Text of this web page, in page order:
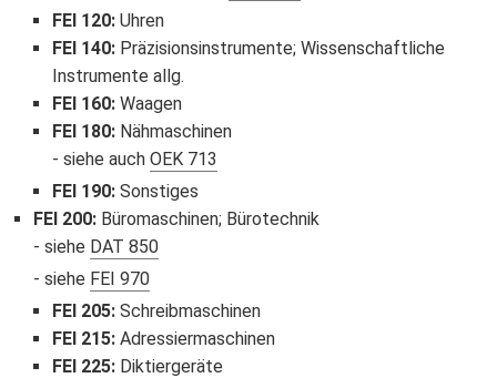
FEI 120: Uhren
FEI 140: Präzisionsinstrumente; Wissenschaftliche
Instrumente allg.
FEI 160: Waagen
FEI 180: Nähmaschinen
siehe auchOEK 713
FEI 190: Sonstiges
FEI 200:Büromaschinen; Bürotechnik
siehe DAT 850
siehe FEI 970
FEI 205: Schreibmaschinen
FEI 215: Adressiermaschinen
FEI 225: Diktiergeräte